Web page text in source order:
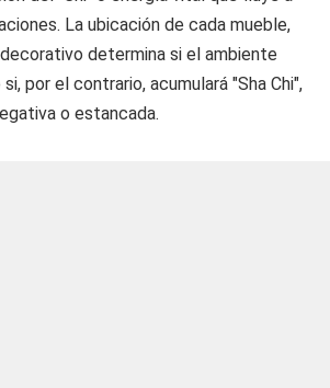
La ubicación de cada mueble,
determina si el ambiente
por el contrario, acumulará "Sha Chi",
o estancada.